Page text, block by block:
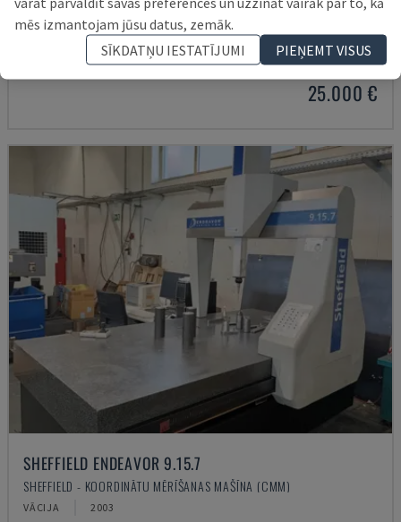
WM C3000
KEYENCE - KOORDINĀTU MĒRĪŠANAS MAŠĪNA (CMM)
2020
25.000 €
SHEFFIELD ENDEAVOR 9.15.7
SHEFFIELD - KOORDINĀTU MĒRĪŠANAS MAŠĪNA (CMM)
VĀCIJA 2003
mēs izmantojam jūsu datus, zemāk.
SĪKDATŅU IESTATĪJUMI
PIEŅEMT VISUS